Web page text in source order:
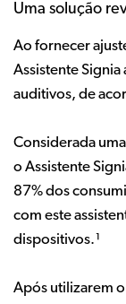
Uma solução
Ao fornecer
Assistente
auditivos, de
Considerada
o Assistente
87% dos
com este
dispositivos.¹
Após utilizarem